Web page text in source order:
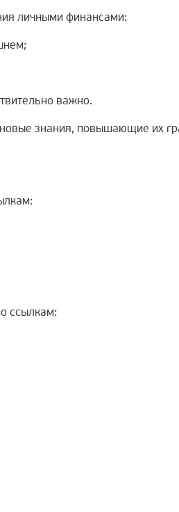
личными финансами:
важно.
знания, повышающие их
ссылкам: